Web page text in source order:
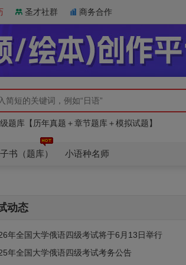
圣才社群 商务合作
全套资料【核心词汇＋历年真题＋题库】
题库【历年真题＋章节题库＋模拟试题】
题库【历年真题＋章节题库＋模拟试题】
级全套资料【核心词汇＋历年真题＋题库】
书（题库） 小语种名师
动态
年全国大学俄语四级考试将于6月13日举行
年全国大学俄语四级考试考务公告